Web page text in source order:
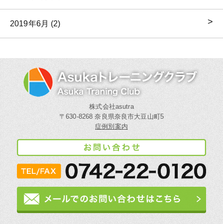
2019年6月 (2)
株式会社asutra
〒630-8268 奈良県奈良市大豆山町5
症例別案内